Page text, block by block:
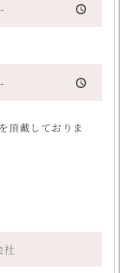
頂戴しておりま